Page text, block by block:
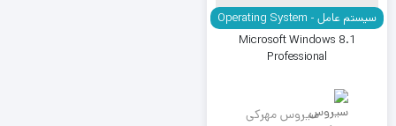
سیستم عامل - Operating System
Microsoft Windows 8.1
Professional
سیروس مهرکی